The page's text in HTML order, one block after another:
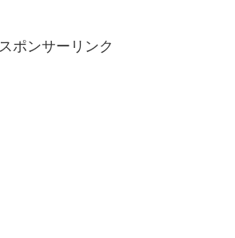
スポンサーリンク